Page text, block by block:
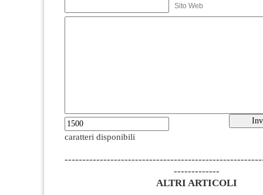
Sito Web
caratteri disponibili
-------------
ALTRI ARTICOLI